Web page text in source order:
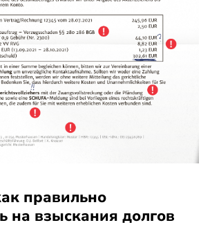
правильно
на взыскания долгов